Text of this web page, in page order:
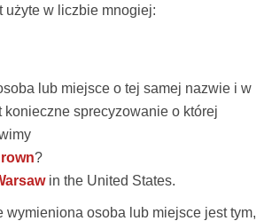
użyte w liczbie mnogiej:
lub miejsce o tej samej nazwie i w
konieczne sprecyzowanie o której
?
in the United States.
wymieniona osoba lub miejsce jest tym,